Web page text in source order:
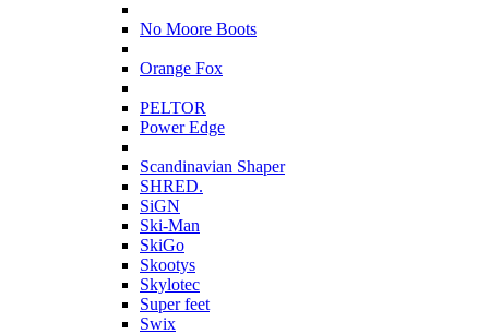
No Moore Boots
Orange Fox
PELTOR
Power Edge
Scandinavian Shaper
SHRED.
SiGN
Ski-Man
SkiGo
Skootys
Skylotec
Super feet
Swix